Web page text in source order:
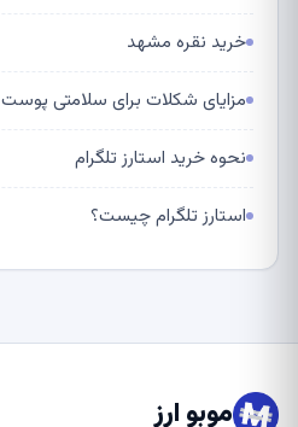
خرید نقره مشهد
مزایای شکلات برای سلامتی پوست
نحوه خرید استارز تلگرام
استارز تلگرام چیست؟
موبو ارز